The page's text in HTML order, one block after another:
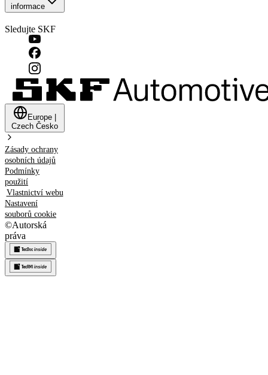
informace
Sledujte SKF
Europe
Czech Česko
Zásady ochrany
osobních údajů
Podmínky
použití
Vlastnictví webu
Nastavení
souborů cookie
©Autorská
práva